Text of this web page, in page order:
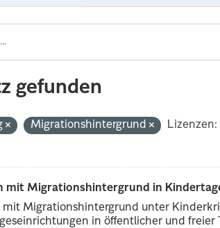
gefunden
Migrationshintergrund
Lizenzen:
mit Migrationshintergrund in
Migrationshintergrund unter
in öffentlicher und freier